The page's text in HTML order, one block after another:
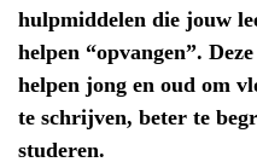
hulpmiddelen die jouw
helpen “opvangen”.
helpen jong en oud om
te schrijven, beter te
studeren.